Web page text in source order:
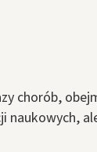
chorób,
naukowych,